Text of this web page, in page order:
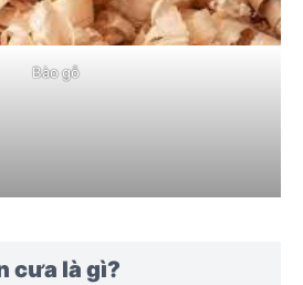
Bào gỗ
cưa là gì?